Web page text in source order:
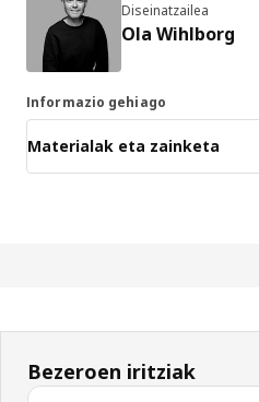
Diseinatzailea
Ola Wihlborg
Informazio gehiago
Materialak eta zainketa
Bezeroen iritziak